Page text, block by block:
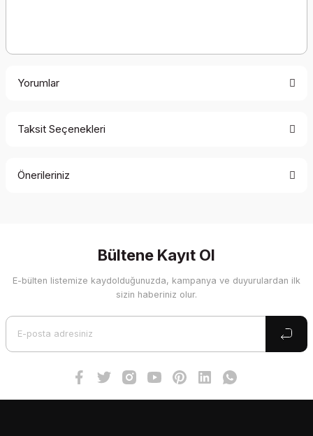
Yorumlar
Taksit Seçenekleri
Önerileriniz
Görüş ve önerileriniz için teşekkür ederiz.
Ürün resmi kalitesiz, bozuk veya görüntülenemiyor.
Bültene Kayıt Ol
E-bülten listemize kaydolduğunuzda, kampanya ve duyurulardan ilk
sizin haberiniz olur.